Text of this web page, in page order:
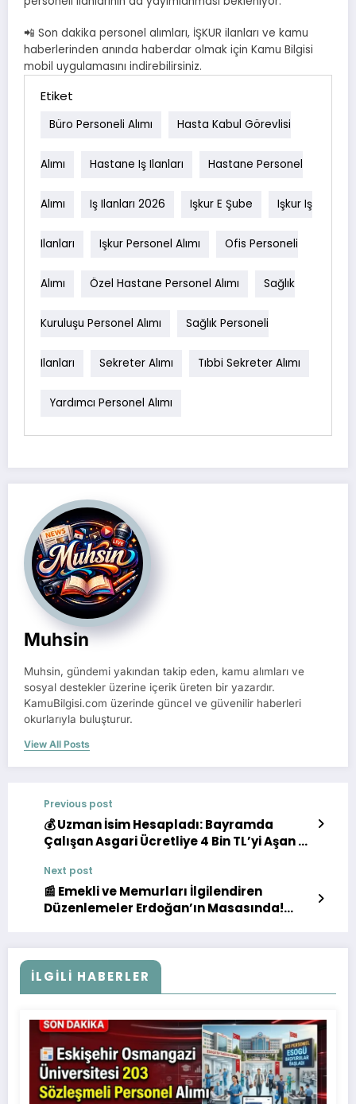
📲 Son dakika personel alımları, İŞKUR ilanları ve kamu
haberlerinden anında haberdar olmak için Kamu Bilgisi
mobil uygulamasını indirebilirsiniz.
Etiket
Büro Personeli Alımı Hasta Kabul Görevlisi
Alımı Hastane Iş Ilanları Hastane Personel
Alımı Iş Ilanları 2026 Işkur E Şube Işkur Iş
Ilanları Işkur Personel Alımı Ofis Personeli
Alımı Özel Hastane Personel Alımı Sağlık
Kuruluşu Personel Alımı Sağlık Personeli
Ilanları Sekreter Alımı Tıbbi Sekreter Alımı
Yardımcı Personel Alımı
Muhsin
Muhsin, gündemi yakından takip eden, kamu alımları ve
sosyal destekler üzerine içerik üreten bir yazardır.
KamuBilgisi.com üzerinde güncel ve güvenilir haberleri
okurlarıyla buluşturur.
View All Posts
Previous post
💰 Uzman İsim Hesapladı: Bayramda
Çalışan Asgari Ücretliye 4 Bin TL’yi Aşan Ek
Next post
📰 Emekli ve Memurları İlgilendiren
Düzenlemeler Erdoğan’ın Masasında!
İLGILI HABERLER